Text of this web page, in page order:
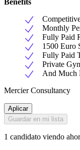
Benefits
Monthly
Fully Paid
1500 Euro
Fully Paid
Private
And Much
Mercier Consultancy
Aplicar
Guardar en mi lista
1 candidato viendo